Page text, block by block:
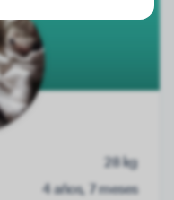
28 kg
4 años, 7 meses